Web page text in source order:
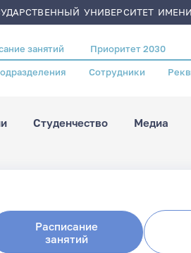
УНИВЕРСИТЕТ
занятий Приоритет 2030
Сотрудники
Студенчество Медиа
Расписание
занятий